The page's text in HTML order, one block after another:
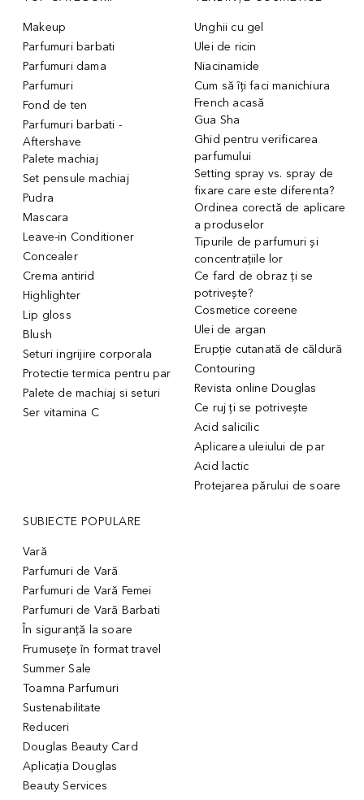
Makeup
Parfumuri barbati
Parfumuri dama
Parfumuri
Fond de ten
Parfumuri barbati -
Aftershave
Palete machiaj
Set pensule machiaj
Pudra
Mascara
Leave-in Conditioner
Concealer
Crema antirid
Highlighter
Lip gloss
Blush
Seturi ingrijire corporala
Protectie termica pentru par
Palete de machiaj si seturi
Ser vitamina C
Unghii cu gel
Ulei de ricin
Niacinamide
Cum să îți faci manichiura
French acasă
Gua Sha
Ghid pentru verificarea
parfumului
Setting spray vs. spray de
fixare care este diferenta?
Ordinea corectă de aplicare
a produselor
Tipurile de parfumuri și
concentrațiile lor
Ce fard de obraz ți se
potrivește?
Cosmetice coreene
Ulei de argan
Erupție cutanată de căldură
Contouring
Revista online Douglas
Ce ruj ți se potrivește
Acid salicilic
Aplicarea uleiului de par
Acid lactic
Protejarea părului de soare
SUBIECTE POPULARE
Vară
Parfumuri de Vară
Parfumuri de Vară Femei
Parfumuri de Vară Barbati
În siguranță la soare
Frumusețe în format travel
Summer Sale
Toamna Parfumuri
Sustenabilitate
Reduceri
Douglas Beauty Card
Aplicația Douglas
Beauty Services